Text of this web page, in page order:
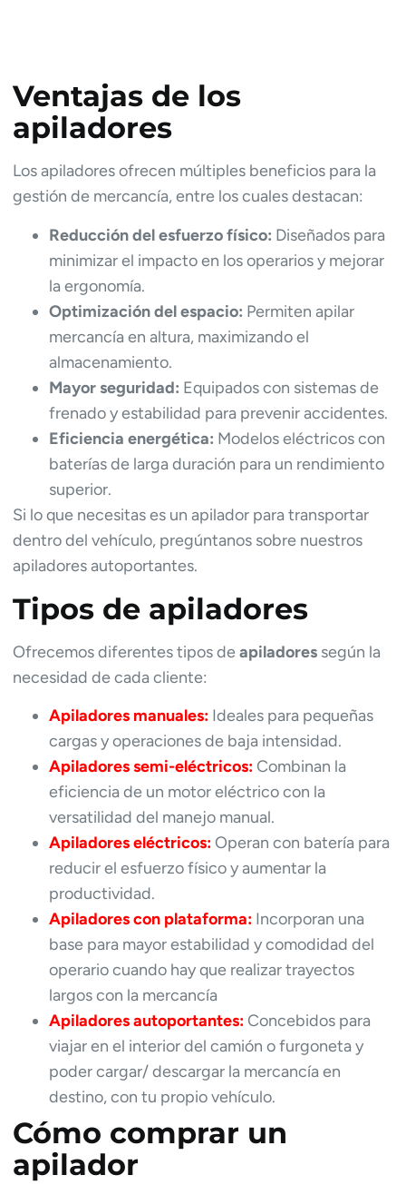
Ventajas de los
apiladores
Los apiladores ofrecen múltiples beneficios para la
gestión de mercancía, entre los cuales destacan:
Reducción del esfuerzo físico: Diseñados para
minimizar el impacto en los operarios y mejorar
la ergonomía.
Optimización del espacio: Permiten apilar
mercancía en altura, maximizando el
almacenamiento.
Mayor seguridad: Equipados con sistemas de
frenado y estabilidad para prevenir accidentes.
Eficiencia energética: Modelos eléctricos con
baterías de larga duración para un rendimiento
superior.
Si lo que necesitas es un apilador para transportar
dentro del vehículo, pregúntanos sobre nuestros
apiladores autoportantes.
Tipos de apiladores
Ofrecemos diferentes tipos deapiladores según la
necesidad de cada cliente:
Apiladores manuales: Ideales para pequeñas
cargas y operaciones de baja intensidad.
Apiladores semi-eléctricos: Combinan la
eficiencia de un motor eléctrico con la
versatilidad del manejo manual.
Apiladores eléctricos: Operan con batería para
reducir el esfuerzo físico y aumentar la
productividad.
Apiladores con plataforma: Incorporan una
base para mayor estabilidad y comodidad del
operario cuando hay que realizar trayectos
largos con la mercancía
Apiladores autoportantes: Concebidos para
viajar en el interior del camión o furgoneta y
poder cargar/ descargar la mercancía en
destino, con tu propio vehículo.
Cómo comprar un
apilador